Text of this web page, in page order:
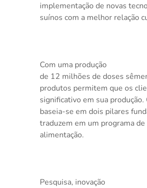
implementação de novas
suínos com a melhor relação
Com uma produção
de 12 milhões de doses
produtos permitem que os
significativo em sua
baseia-se em dois pilares
traduzem em um programa
alimentação.
Pesquisa, inovação